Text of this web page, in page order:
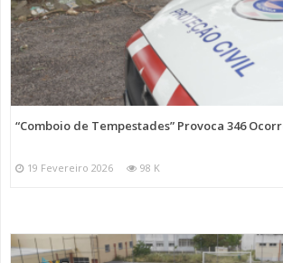
“Comboio de Tempestades” Provoca 346
19 Fevereiro 2026 98 K